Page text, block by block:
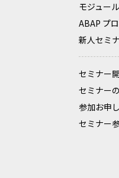
モジュー
ABAP プ
新人セミ
セミナー
セミナー
参加お申
セミナー